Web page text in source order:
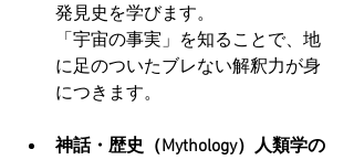
発見史を学びます。
「宇宙の事実」を知ることで、地
に足のついたブレない解釈力が身
につきます。
神話・歴史（Mythology）人類学の